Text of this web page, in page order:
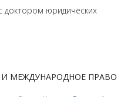
доктором юридических
МЕЖДУНАРОДНОЕ ПРАВО